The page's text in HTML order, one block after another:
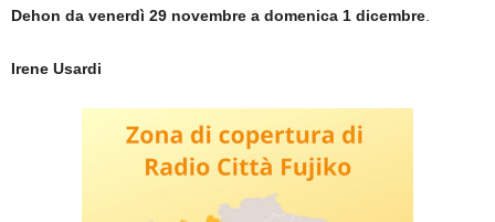
Dehon da venerdì 29 novembre a domenica 1 dicembre
Irene Usardi